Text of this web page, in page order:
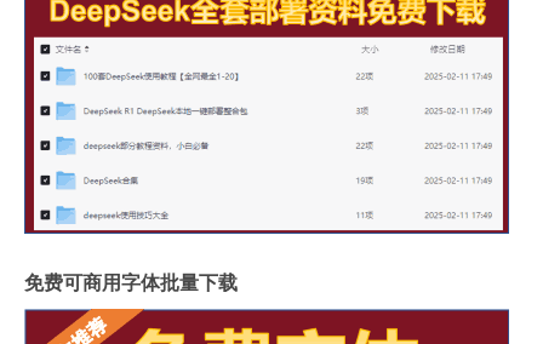
免费可商用字体批量下载